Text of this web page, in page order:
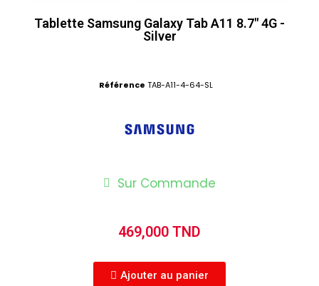
Tablette Samsung Galaxy Tab A11 8.7" 4G -
Silver
Référence TAB-A11-4-64-SL
Sur Commande
469,000 TND
Ajouter au panier